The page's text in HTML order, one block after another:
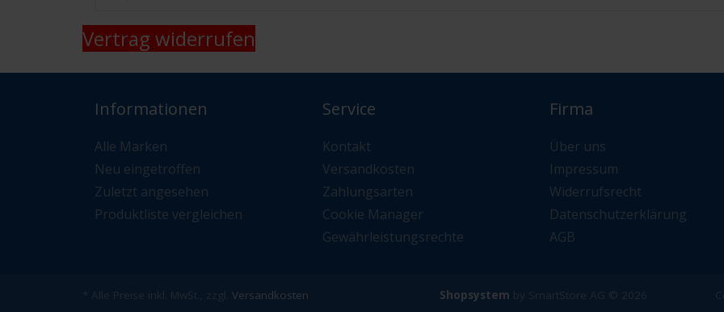
Vertrag widerrufen
Informationen
Alle Marken
Neu eingetroffen
Zuletzt angesehen
Produktliste vergleichen
Service
Kontakt
Versandkosten
Zahlungsarten
Cookie Manager
Gewährleistungsrechte
Firma
Über uns
Impressum
Widerrufsrecht
Datenschutzerklärung
AGB
* Alle Preise inkl. MwSt., zzgl. Versandkosten Shopsystem by SmartStore AG © 2026